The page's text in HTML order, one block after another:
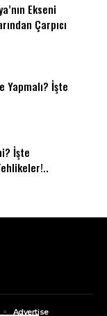
Ekseni
Çarpıcı
Yapmalı? İşte
İşte
Advertise